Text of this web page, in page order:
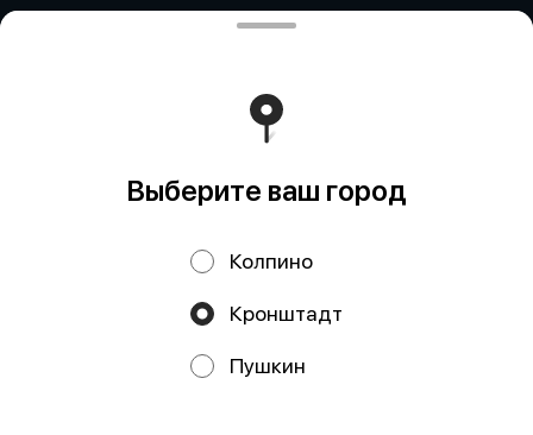
Политика конфиденциальности
Публичная оферта
Выберите ваш город
Колпино
Кронштадт
Пушкин